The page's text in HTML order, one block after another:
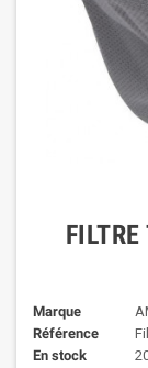
Marque
Référence
En stock